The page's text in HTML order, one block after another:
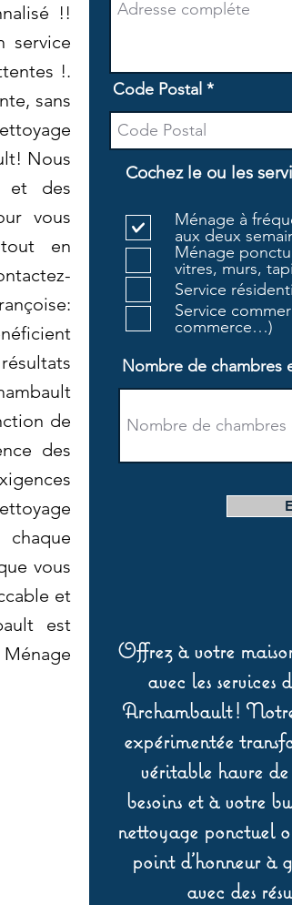
!!
service
!.
sans
Nous
et des
vous
en
de
des
vous
et
est
Code Postal
Cochez le ou les
Ménage à
aux deux
Ménage
vitres, murs,
Service
Service
commerce…)
Nombre de chambres
Offrez à votre
avec les services
Archambault !
expérimentée
véritable havre
besoins et à votre
nettoyage ponctuel
point d’honneur à
avec des